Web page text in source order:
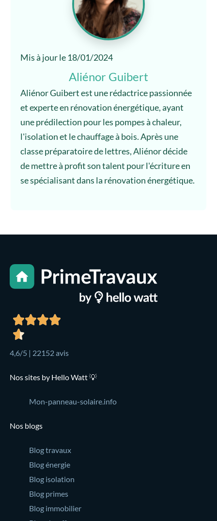
Mis à jour le 18/01/2024
Aliénor Guibert
Aliénor Guibert est une rédactrice passionnée
et experte en rénovation énergétique, ayant
une prédilection pour les pompes à chaleur,
l'isolation et le chauffage à bois. Après une
classe préparatoire de lettres, Aliénor décide
de mettre à profit son talent pour l'écriture en
se spécialisant dans la rénovation énergétique.
4,6/5 | 22152 avis
Nos sites by Hello Watt 💡
Mon-panneau-solaire.info
Nos blogs
Blog travaux
Blog énergie
Blog isolation
Blog primes
Blog immobilier